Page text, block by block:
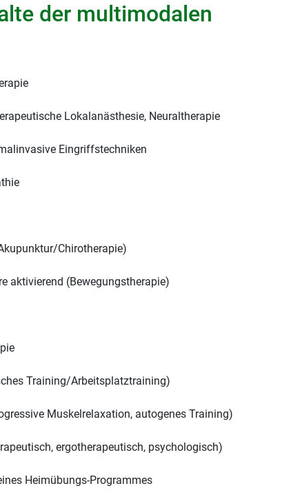
der multimodalen
Lokalanästhesie, Neuraltherapie
Eingriffstechniken
Chirotherapie)
aktivierend (Bewegungstherapie)
Training/Arbeitsplatztraining)
Muskelrelaxation, autogenes Training)
ergotherapeutisch, psychologisch)
Heimübungs-Programmes